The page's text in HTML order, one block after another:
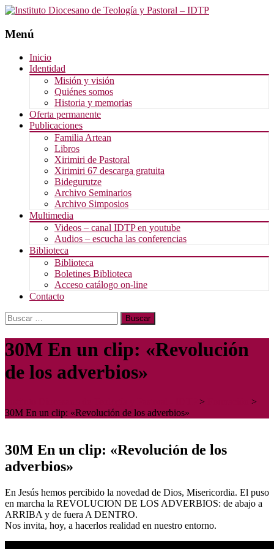
Menú
Saltar
contenido
Inicio
Identidad
Misión y visión
Quiénes somos
Historia y memorias
Oferta permanente
Publicaciones
Familia Artean
Libros
Xirimiri de Pastoral
Xirimiri 67 descarga gratuita
Bidegurutze
Archivo Seminarios
Archivo Simposios
Multimedia
Videos – canal IDTP en youtube
Audios – escucha las conferencias
Biblioteca
Biblioteca
Boletines Biblioteca
Acceso catálogo on-line
Contacto
Buscar:
30M En un clip: «Revolución
de los adverbios»
>
>
30M En un clip: «Revolución de los adverbios»
30M En un clip: «Revolución de los
adverbios»
En Jesús hemos percibido la novedad de Dios, Misericordia. El puso
en marcha la REVOLUCION DE LOS ADVERBIOS: de abajo a
ARRIBA y de fuera A DENTRO.
Nos invita, hoy, a hacerlos realidad en nuestro entorno.